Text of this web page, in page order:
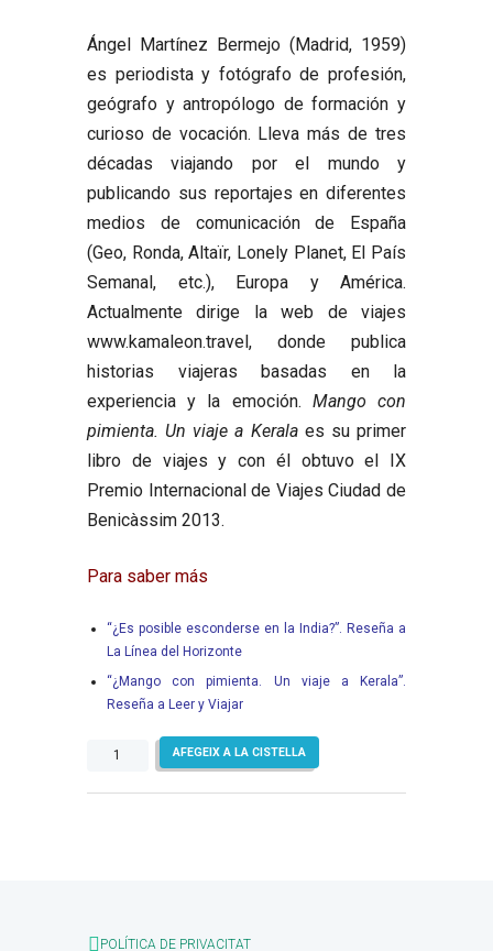
Ángel Martínez Bermejo (Madrid, 1959)
es periodista y fotógrafo de profesión,
geógrafo y antropólogo de formación y
curioso de vocación. Lleva más de tres
décadas viajando por el mundo y
publicando sus reportajes en diferentes
medios de comunicación de España
(Geo, Ronda, Altaïr, Lonely Planet, El País
Semanal, etc.), Europa y América.
Actualmente dirige la web de viajes
www.kamaleon.travel, donde publica
historias viajeras basadas en la
experiencia y la emoción. Mango con
pimienta. Un viaje a Keralaes su primer
libro de viajes y con él obtuvo el IX
Premio Internacional de Viajes Ciudad de
Benicàssim 2013.
Para saber más
“¿Es posible esconderse en la India?”. Reseña a
La Línea del Horizonte
“¿Mango con pimienta. Un viaje a Kerala”.
Reseña a Leer y Viajar
quantitat
Mango
Kerala
AFEGEIX A LA CISTELLA
POLÍTICA DE PRIVACITAT